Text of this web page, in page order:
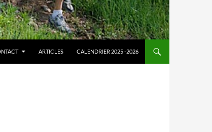
ARTICLES CALENDRIER 2025 -2026